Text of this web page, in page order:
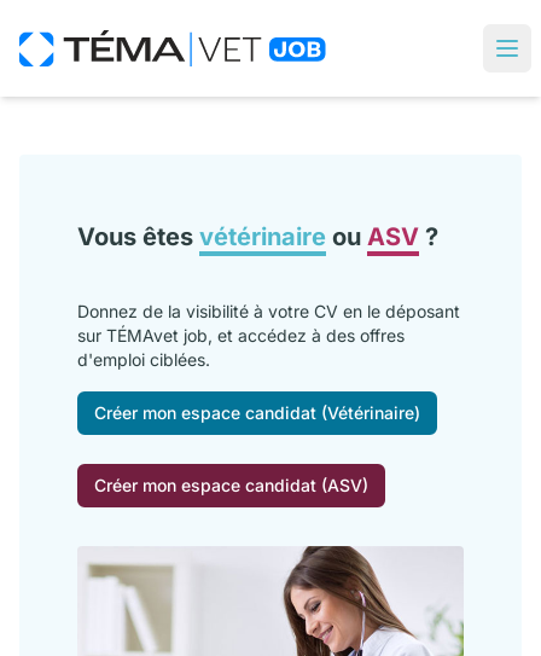
Vous êtes vétérinaire ou ASV ?
Donnez de la visibilité à votre CV en le déposant
sur TÉMAvet job, et accédez à des offres
d'emploi ciblées.
Créer mon espace candidat (Vétérinaire)
Créer mon espace candidat (ASV)